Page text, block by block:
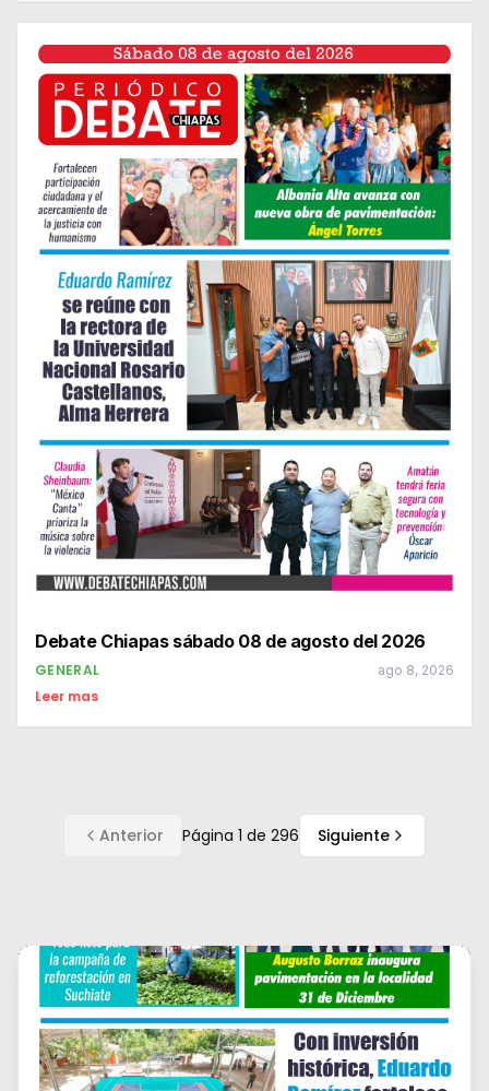
Debate Chiapas sábado 08 de agosto del 2026
GENERAL ago 8, 2026
Leer mas
Anterior Página 1 de 296 Siguiente